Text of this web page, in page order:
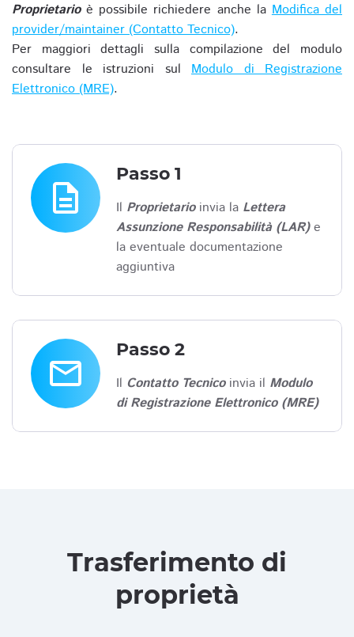
Proprietarioè possibile richiedere anche laModifica del
provider/maintainer (Contatto Tecnico).
Per maggiori dettagli sulla compilazione del modulo
consultare le istruzioni sul Modulo di Registrazione
Elettronico (MRE).
description
Passo 1
Il Proprietarioinvia la Lettera
Assunzione Responsabilità (LAR)e
la eventuale documentazione
aggiuntiva
email
Passo 2
Il Contatto Tecnicoinvia il Modulo
di Registrazione Elettronico (MRE)
Trasferimento di
proprietà